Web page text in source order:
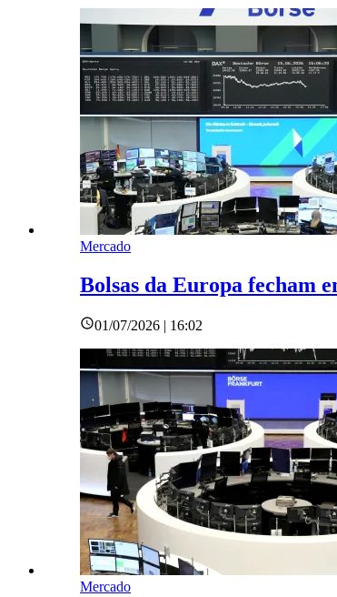
Mercado
Bolsas da Europa fecham
01/07/2026 | 16:02
Mercado